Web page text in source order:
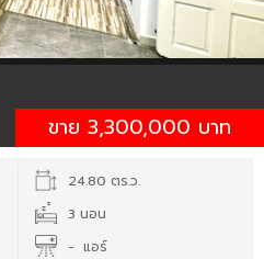
ขาย 3,300,000 บาท
24.80 ตร.ว.
3 นอน
- แอร์